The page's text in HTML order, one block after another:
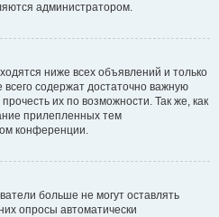
администратором.
ниже всех объявлений и только
содержат достаточно важную
их по возможности. Так же, как
прилепленных тем
конференции.
больше не могут оставлять
опросы автоматически